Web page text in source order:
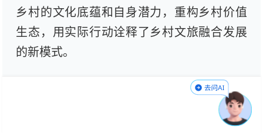
乡村的文化底蕴和自身潜力，重构乡村价值
生态，用实际行动诠释了乡村文旅融合发展
的新模式。
按照市委、市政府滇池沿岸重点乡村提
升改造工作要求，海晏村在“一村一策”打